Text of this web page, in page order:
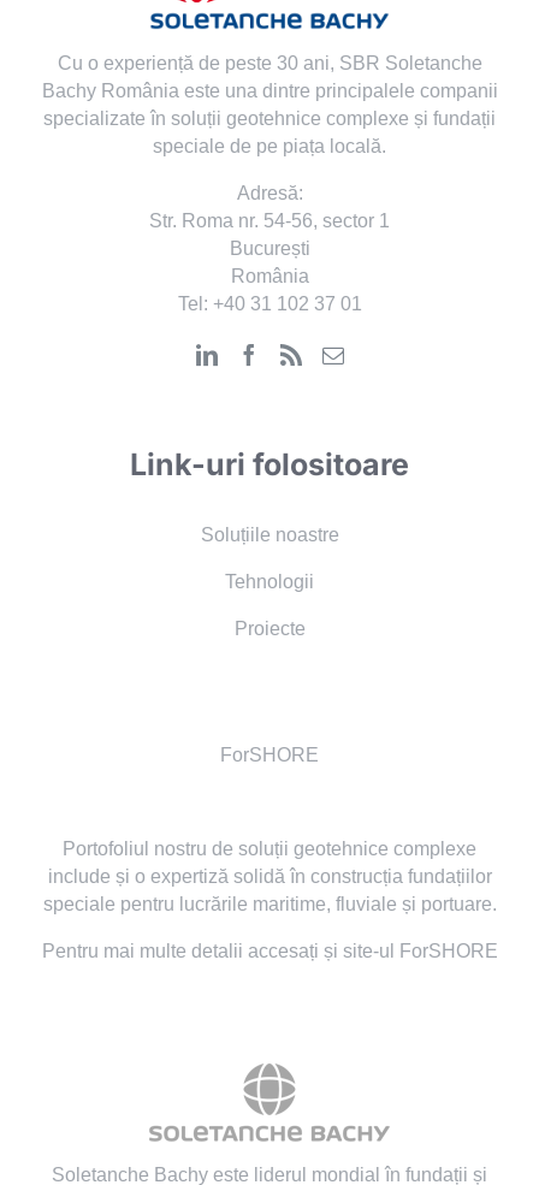
Cu o experiență de peste 30 ani, SBR Soletanche
Bachy România este una dintre principalele companii
specializate în soluții geotehnice complexe și fundații
speciale de pe piața locală.
Adresă:
Str. Roma nr. 54-56, sector 1
București
România
Tel: +40 31 102 37 01
Link-uri folositoare
Soluțiile noastre
Tehnologii
Proiecte
ForSHORE
Portofoliul nostru de soluții geotehnice complexe
include și o expertiză solidă în construcția fundațiilor
speciale pentru lucrările maritime, fluviale și portuare.
Pentru mai multe detalii accesați și site-ul ForSHORE
Soletanche Bachy este liderul mondial în fundații și